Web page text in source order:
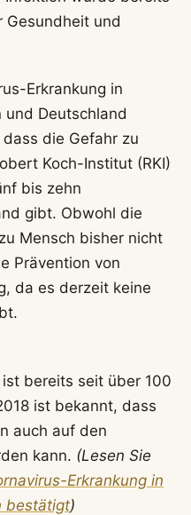
Gesundheit und
Erkrankung in
und Deutschland
die Gefahr zu
Koch-Institut (RKI)
bis zehn
gibt. Obwohl die
Mensch bisher nicht
Prävention von
da es derzeit keine
bereits seit über 100
ist bekannt, dass
auch auf den
kann. (Lesen Sie
Erkrankung in
bestätigt)